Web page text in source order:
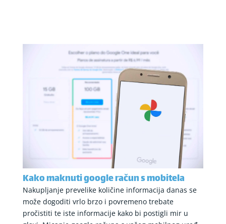
Kako maknuti google račun s mobitela
Nakupljanje prevelike količine informacija danas se
može dogoditi vrlo brzo i povremeno trebate
pročistiti te iste informacije kako bi postigli mir u